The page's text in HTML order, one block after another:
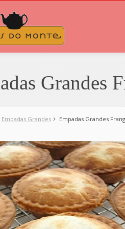
Grandes
Empadas Grandes Empadas Grandes